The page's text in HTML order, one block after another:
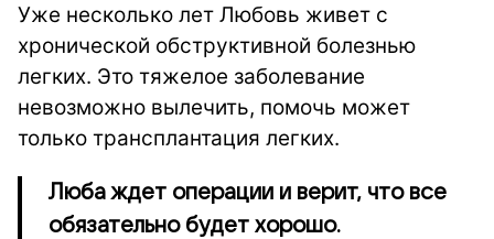
Уже несколько лет Любовь живет с
хронической обструктивной болезнью
легких. Это тяжелое заболевание
невозможно вылечить, помочь может
только трансплантация легких.
Люба ждет операции и верит, что все
обязательно будет хорошо.